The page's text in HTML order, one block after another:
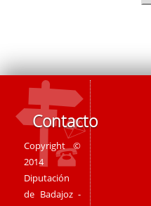
Contacto
Copyright ©
2014
Diputación
de Badajoz -